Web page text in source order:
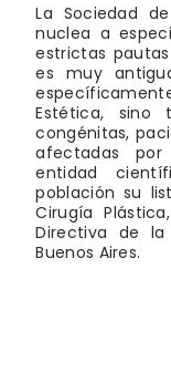
La Sociedad
nuclea a
estrictas
es muy
Estética, sino
congénitas,
afectadas
entidad
población su
Cirugía
Directiva de la
Buenos Aires.